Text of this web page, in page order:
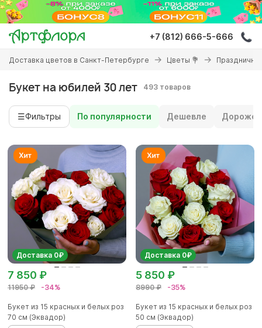
Перейти
основному
содержанию
+7 (812) 666-5-666
Вы
здесь
Доставка цветов в Санкт-Петербурге Цветы 💐
Букет на юбилей 30 лет 493 товаров
☰Фильтры По популярности Дешевле Дороже
Доставка 0₽
11950 ₽ -34%
7 850 ₽
Букет из 15 красных и белых роз
70 см (Эквадор)
Доставка 0₽
8990 ₽ -35%
5 850 ₽
Букет из 15 красных и белых роз
50 см (Эквадор)